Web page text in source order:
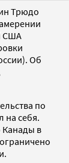
Трюдо
США
Об
по
на себя.
Канады в